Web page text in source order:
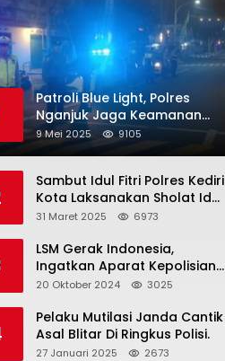
Patroli Blue Light, Polres
Nganjuk Jaga Keamanan
Jelang Long Weekend
9 Mei 2025 9105
Sambut Idul Fitri Polres Kediri
Kota Laksanakan Sholat Id
dan Gelar Halalbihalal
31 Maret 2025 6973
LSM Gerak Indonesia,
Ingatkan Aparat Kepolisian
Polres Blitar Kota “Tri Brata
20 Oktober 2024 3025
Pelaku Mutilasi Janda Cantik
Asal Blitar Di Ringkus Polisi.
27 Januari 2025 2673